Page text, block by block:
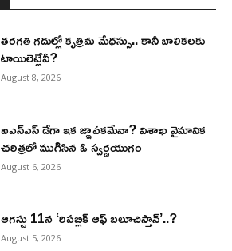
తరగతి గదుల్లో కృత్రిమ మేధస్సు.. కానీ బాలికలకు
టాయిలెట్లేవీ?
August 8, 2026
ఐఎన్‌ఎస్ డేగా ఇక జ్ఞాపకమేనా? విశాఖ వైమానిక
చరిత్రలో ముగిసిన ఓ స్వర్ణయుగం
August 6, 2026
ఆగస్టు 11న ‘రిపబ్లిక్ ఆఫ్ బలూచిస్తాన్’..?
August 5, 2026